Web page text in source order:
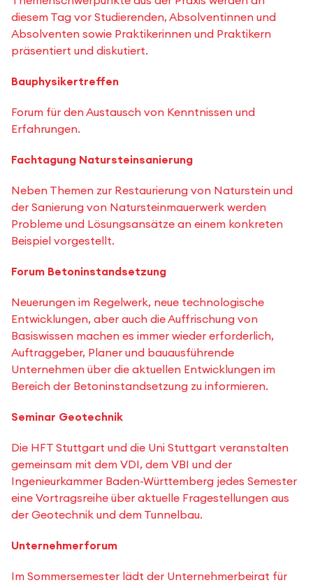
diesem Tag vor Studierenden, Absolventinnen und
Absolventen sowie Praktikerinnen und Praktikern
präsentiert und diskutiert.
Bauphysikertreffen
Forum für den Austausch von Kenntnissen und
Erfahrungen.
Fachtagung Natursteinsanierung
Neben Themen zur Restaurierung von Naturstein und
der Sanierung von Natursteinmauerwerk werden
Probleme und Lösungsansätze an einem konkreten
Beispiel vorgestellt.
Forum Betoninstandsetzung
Neuerungen im Regelwerk, neue technologische
Entwicklungen, aber auch die Auffrischung von
Basiswissen machen es immer wieder erforderlich,
Auftraggeber, Planer und bauausführende
Unternehmen über die aktuellen Entwicklungen im
Bereich der Betoninstandsetzung zu informieren.
Seminar Geotechnik
Die HFT Stuttgart und die Uni Stuttgart veranstalten
gemeinsam mit dem VDI, dem VBI und der
Ingenieurkammer Baden-Württemberg jedes Semester
eine Vortragsreihe über aktuelle Fragestellungen aus
der Geotechnik und dem Tunnelbau.
Unternehmerforum
Im Sommersemester lädt der Unternehmerbeirat für